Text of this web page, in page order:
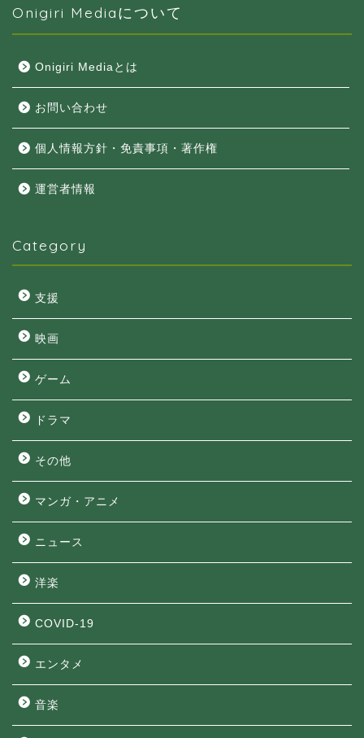
Onigiri Mediaについて
Onigiri Mediaとは
お問い合わせ
個人情報方針・免責事項・著作権
運営者情報
Category
支援
映画
ゲーム
ドラマ
その他
マンガ・アニメ
ニュース
洋楽
COVID-19
エンタメ
音楽